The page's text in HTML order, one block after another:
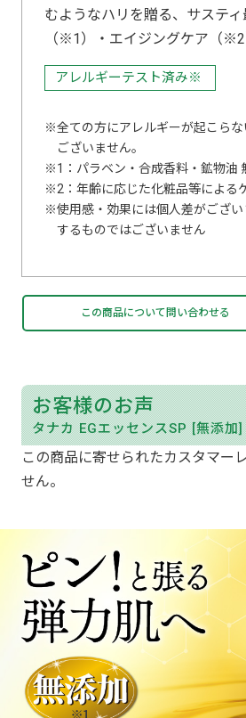
むようなハリを贈る、サステ
（※1）・エイジングケア（※2
アレルギーテスト済み※
全ての方にアレルギーが起こら
ございません。
1：パラベン・合成香料・鉱物油
2：年齢に応じた化粧品等による
使用感・効果には個人差がござ
するものではございません
この商品について問い合わせる
お客様のお声
タナカ EGエッセンスSP [無添加]
この商品に寄せられたカスタマー
せん。